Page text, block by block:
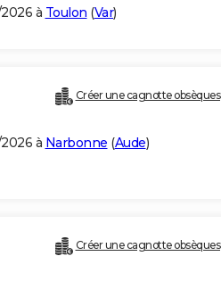
à Toulon (Var)
Créer une cagnotte obsèques
à Narbonne (Aude)
Créer une cagnotte obsèques